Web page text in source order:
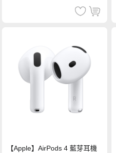
【Apple】AirPods 4 藍芽耳機